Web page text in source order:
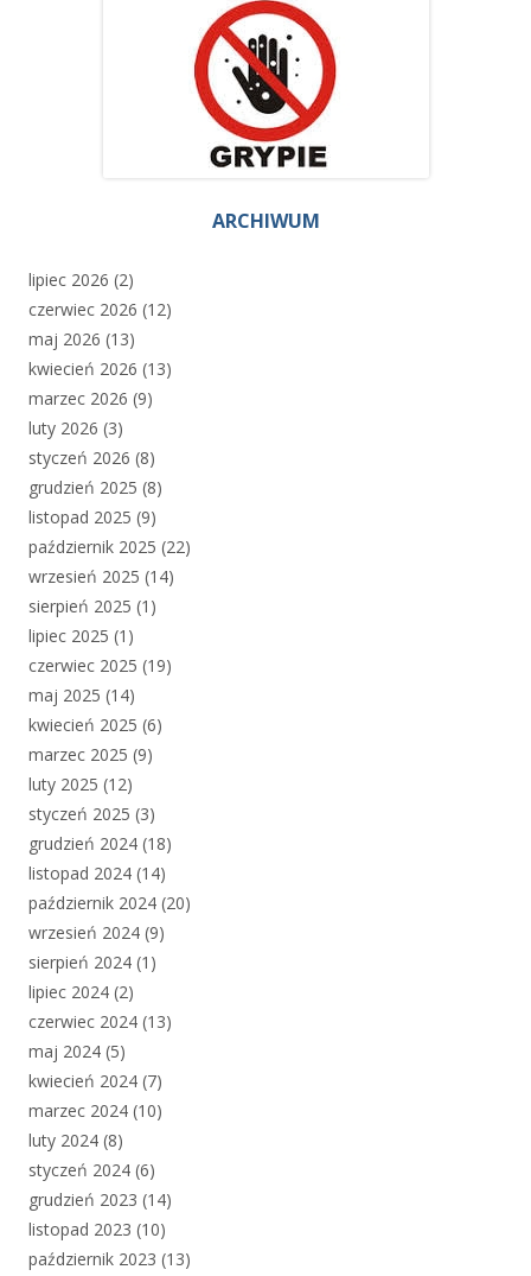
ARCHIWUM
lipiec 2026 (2)
czerwiec 2026 (12)
maj 2026 (13)
kwiecień 2026 (13)
marzec 2026 (9)
luty 2026 (3)
styczeń 2026 (8)
grudzień 2025 (8)
listopad 2025 (9)
październik 2025 (22)
wrzesień 2025 (14)
sierpień 2025 (1)
lipiec 2025 (1)
czerwiec 2025 (19)
maj 2025 (14)
kwiecień 2025 (6)
marzec 2025 (9)
luty 2025 (12)
styczeń 2025 (3)
grudzień 2024 (18)
listopad 2024 (14)
październik 2024 (20)
wrzesień 2024 (9)
sierpień 2024 (1)
lipiec 2024 (2)
czerwiec 2024 (13)
maj 2024 (5)
kwiecień 2024 (7)
marzec 2024 (10)
luty 2024 (8)
styczeń 2024 (6)
grudzień 2023 (14)
listopad 2023 (10)
październik 2023 (13)